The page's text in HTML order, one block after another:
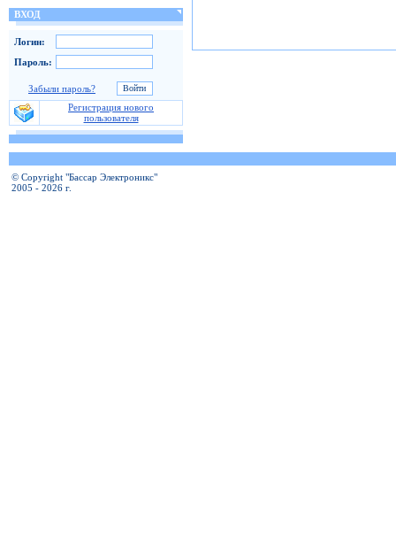
ВХОД
Логин:
Пароль:
Забыли пароль?
Регистрация нового
пользователя
© Copyright "Бассар Электроникс"
2005 - 2026 г.